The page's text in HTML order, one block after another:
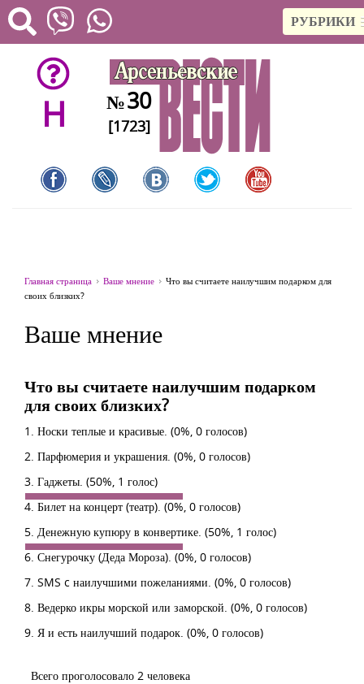
РУБРИКИ
H №30
[1723]
Главная страница Ваше мнение
Что вы считаете наилучшим подарком для
своих близких?
Ваше мнение
Что вы считаете наилучшим подарком
для своих близких?
1. Носки теплые и красивые. (0%, 0 голосов)
2. Парфюмерия и украшения. (0%, 0 голосов)
3. Гаджеты. (50%, 1 голос)
4. Билет на концерт (театр). (0%, 0 голосов)
5. Денежную купюру в конвертике. (50%, 1 голос)
6. Снегурочку (Деда Мороза). (0%, 0 голосов)
7. SMS c наилучшими пожеланиями. (0%, 0 голосов)
8. Ведерко икры морской или заморской. (0%, 0 голосов)
9. Я и есть наилучший подарок. (0%, 0 голосов)
Всего проголосовало 2 человека